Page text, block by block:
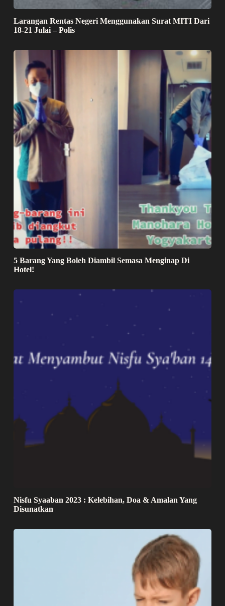
Larangan Rentas Negeri Menggunakan Surat MITI Dari
18-21 Julai – Polis
5 Barang Yang Boleh Diambil Semasa Menginap Di
Hotel!
Nisfu Syaaban 2023 : Kelebihan, Doa & Amalan Yang
Disunatkan